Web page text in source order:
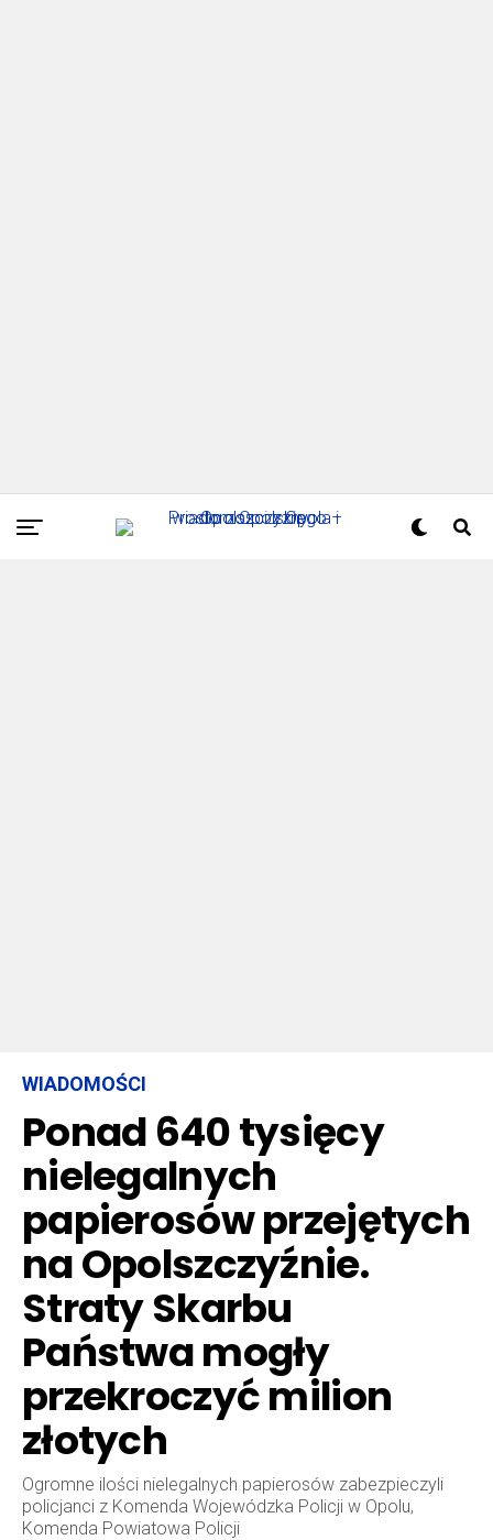
WIADOMOŚCI
Ponad 640 tysięcy
nielegalnych
papierosów przejętych
na Opolszczyźnie.
Straty Skarbu
Państwa mogły
przekroczyć milion
złotych
Ogromne ilości nielegalnych papierosów zabezpieczyli
policjanci z Komenda Wojewódzka Policji w Opolu,
Komenda Powiatowa Policji